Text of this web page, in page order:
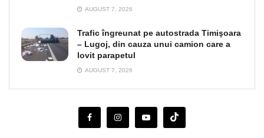
AUGUST 7, 2026
Trafic îngreunat pe autostrada Timişoara
– Lugoj, din cauza unui camion care a
lovit parapetul
AUGUST 7, 2026